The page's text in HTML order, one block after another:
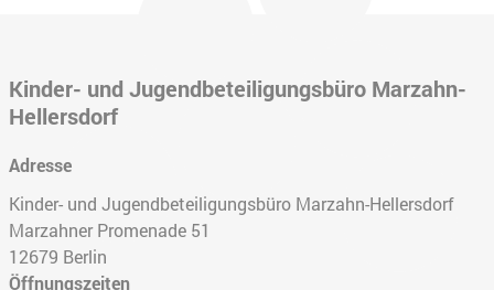
Kinder- und Jugendbeteiligungsbüro Marzahn-
Hellersdorf
Adresse
Kinder- und Jugendbeteiligungsbüro Marzahn-Hellersdorf
Marzahner Promenade 51
12679 Berlin
Öffnungszeiten